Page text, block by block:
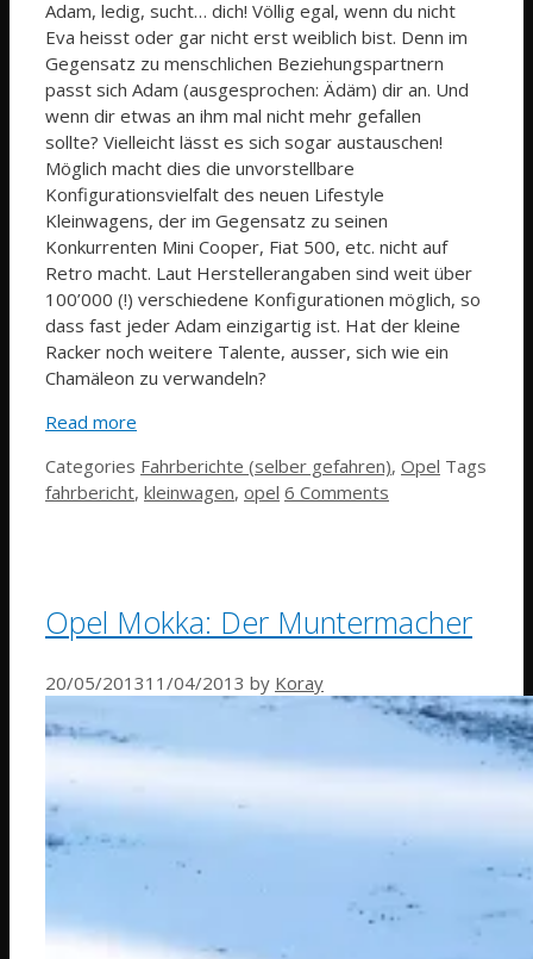
Adam, ledig, sucht… dich! Völlig egal, wenn du nicht
Eva heisst oder gar nicht erst weiblich bist. Denn im
Gegensatz zu menschlichen Beziehungspartnern
passt sich Adam (ausgesprochen: Ädäm) dir an. Und
wenn dir etwas an ihm mal nicht mehr gefallen
sollte? Vielleicht lässt es sich sogar austauschen!
Möglich macht dies die unvorstellbare
Konfigurationsvielfalt des neuen Lifestyle
Kleinwagens, der im Gegensatz zu seinen
Konkurrenten Mini Cooper, Fiat 500, etc. nicht auf
Retro macht. Laut Herstellerangaben sind weit über
100’000 (!) verschiedene Konfigurationen möglich, so
dass fast jeder Adam einzigartig ist. Hat der kleine
Racker noch weitere Talente, ausser, sich wie ein
Chamäleon zu verwandeln?
Read more
Categories Fahrberichte (selber gefahren), Opel Tags
fahrbericht, kleinwagen, opel 6 Comments
Opel Mokka: Der Muntermacher
20/05/201311/04/2013 by Koray